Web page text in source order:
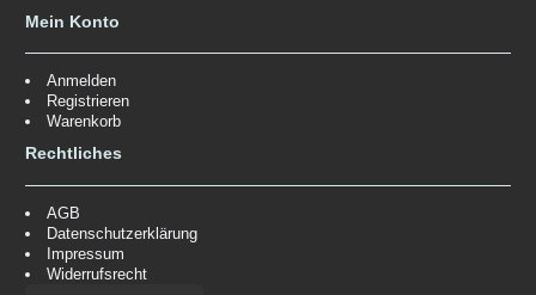
Mein Konto
Anmelden
Registrieren
Warenkorb
Rechtliches
AGB
Datenschutzerklärung
Impressum
Widerrufsrecht